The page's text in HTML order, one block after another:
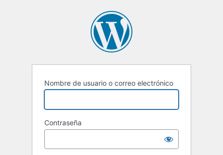
Nombre de usuario o correo electrónico
Contraseña